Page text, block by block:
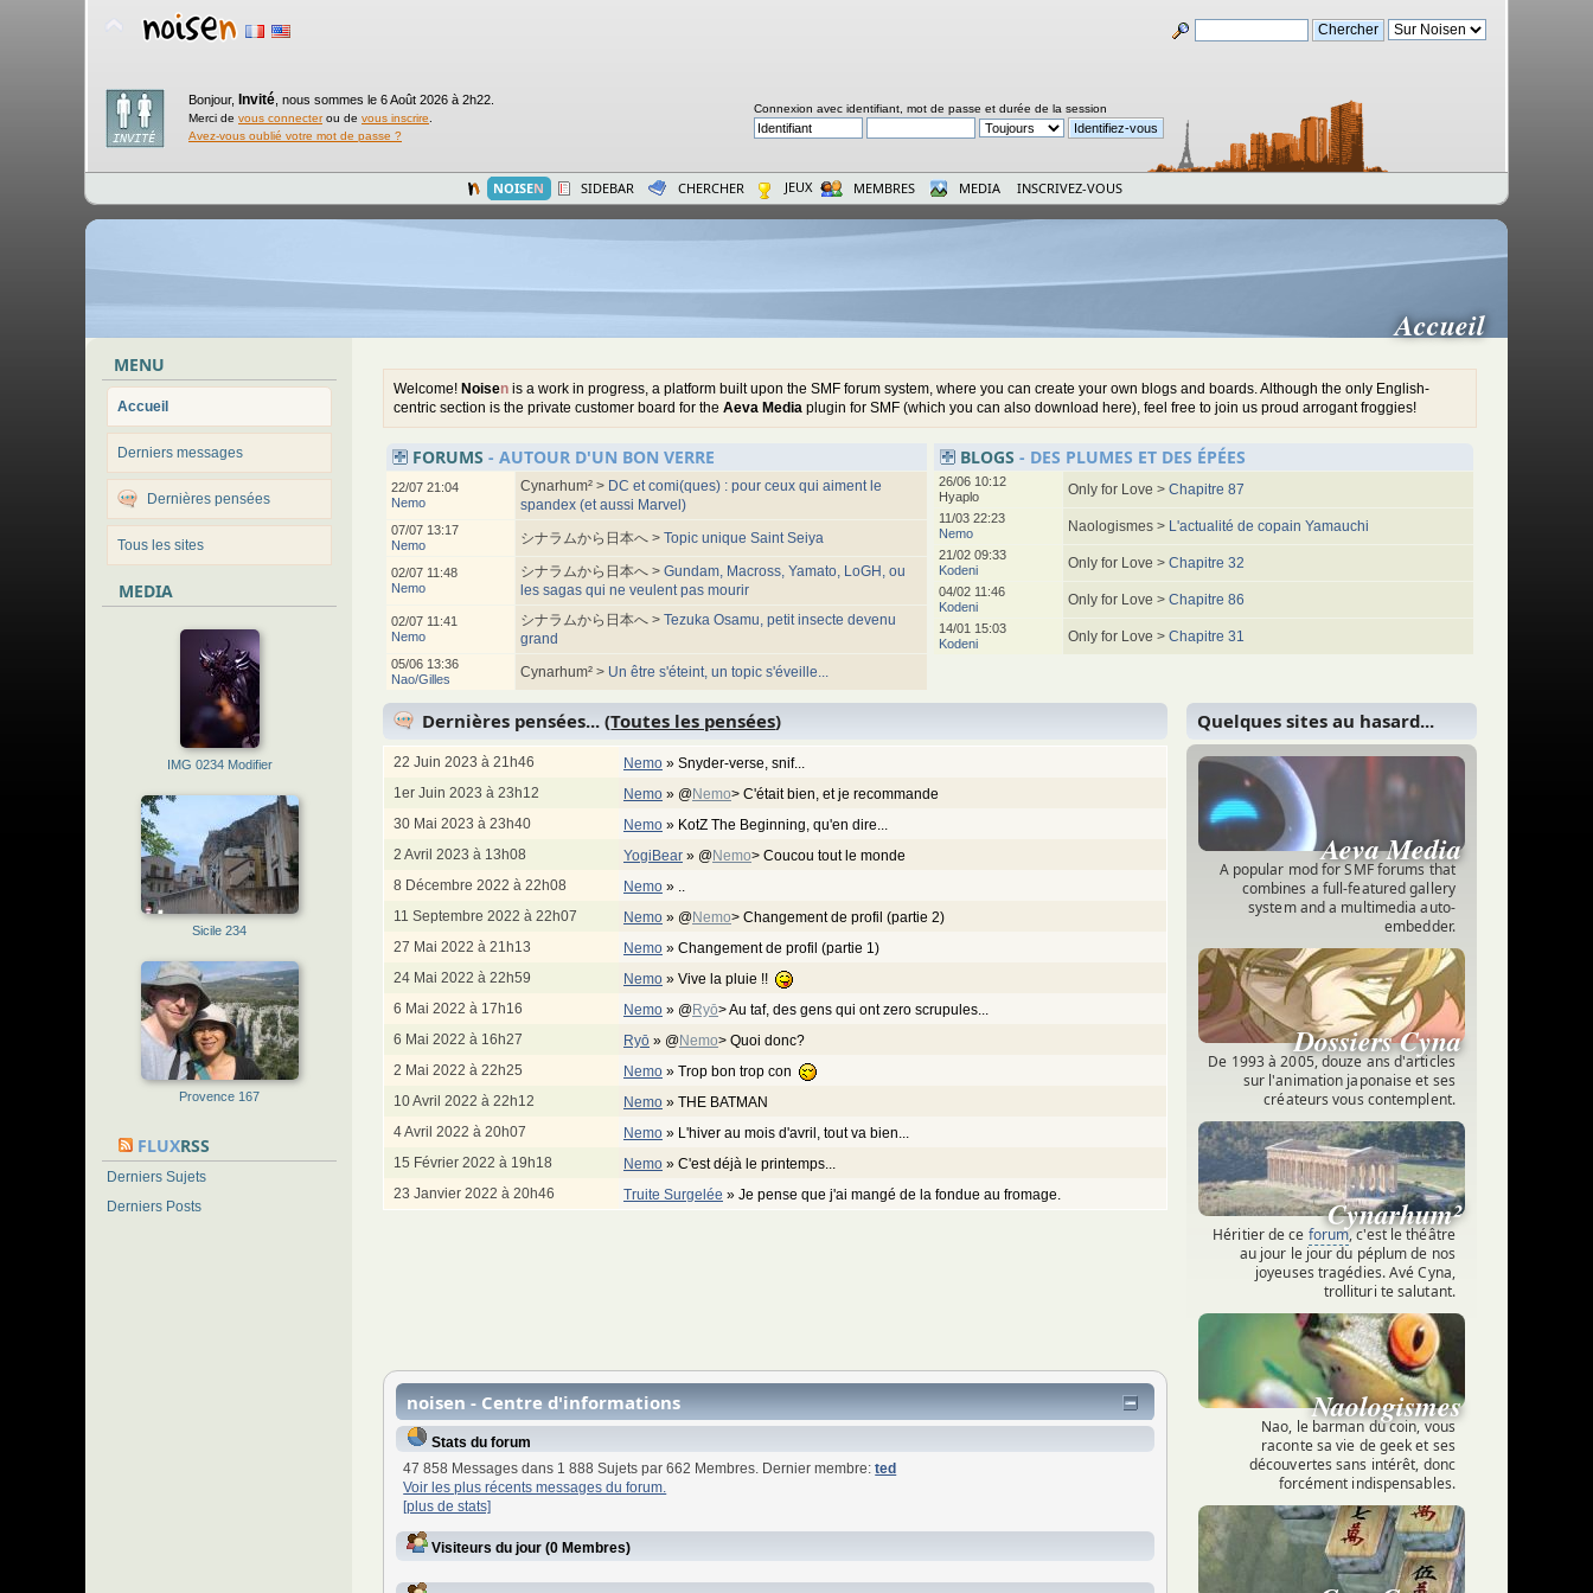
Bonjour, Invité nous sommes le 6 Août 2026 à 2h22.
Merci de vous connecterou de vous inscrire
Avez-vous oublié votre mot de passe ?
Connexion avec identifiant, mot de passe et durée de la session
NOISEN SIDEBAR CHERCHER JEUX MEMBRES MEDIA INSCRIVEZ-VOUS
Accueil
MENU
Accueil
Derniers messages
Dernières pensées
Tous les sites
MEDIA
IMG 0234 Modifier
Sicile 234
Provence 167
FLUXRSS
Derniers Sujets
Derniers Posts
Welcome! Noisen is a work in progress, a platform built upon the SMF forum system, where you can create your own blogs and boards. Although the only English-
centric section is the private customer board for the Aeva Media plugin for SMF (which you can also download here), feel free to join us proud arrogant froggies!
FORUMS - AUTOUR D'UN BON VERRE
22/07 21:04
Nemo
Cynarhum² > DC et comi(ques) : pour ceux qui aiment le
spandex (et aussi Marvel)
07/07 13:17
Nemo
シナラムから日本へ > Topic unique Saint Seiya
02/07 11:48
Nemo
シナラムから日本へ > Gundam, Macross, Yamato, LoGH, ou
les sagas qui ne veulent pas mourir
02/07 11:41
Nemo
シナラムから日本へ > Tezuka Osamu, petit insecte devenu
grand
05/06 13:36
Nao/Gilles
Cynarhum² > Un être s'éteint, un topic s'éveille...
BLOGS - DES PLUMES ET DES ÉPÉES
26/06 10:12
Hyaplo
Only for Love > Chapitre 87
11/03 22:23
Nemo
Naologismes > L'actualité de copain Yamauchi
21/02 09:33
Kodeni
Only for Love > Chapitre 32
04/02 11:46
Kodeni
Only for Love > Chapitre 86
14/01 15:03
Kodeni
Only for Love > Chapitre 31
Dernières pensées... (Toutes les pensées)
22 Juin 2023 à 21h46 Nemo » Snyder-verse, snif...
1er Juin 2023 à 23h12
Nemo » @Nemo> C'était bien, et je recommande
30 Mai 2023 à 23h40
Nemo » KotZ The Beginning, qu'en dire...
2 Avril 2023 à 13h08
YogiBear » @Nemo> Coucou tout le monde
8 Décembre 2022 à 22h08
Nemo » ..
11 Septembre 2022 à 22h07
Nemo » @Nemo> Changement de profil (partie 2)
27 Mai 2022 à 21h13
Nemo » Changement de profil (partie 1)
24 Mai 2022 à 22h59
Nemo » Vive la pluie !!
6 Mai 2022 à 17h16
Nemo » @Ryō> Au taf, des gens qui ont zero scrupules...
6 Mai 2022 à 16h27
Ryō » @Nemo> Quoi donc?
2 Mai 2022 à 22h25
Nemo » Trop bon trop con
10 Avril 2022 à 22h12
Nemo » THE BATMAN
4 Avril 2022 à 20h07
Nemo » L'hiver au mois d'avril, tout va bien...
15 Février 2022 à 19h18
Nemo » C'est déjà le printemps...
23 Janvier 2022 à 20h46
Truite Surgelée » Je pense que j'ai mangé de la fondue au fromage.
Quelques sites au hasard...
(Tous les sites)
Aeva Media
A popular mod for SMF forums that
combines a full-featured gallery
system and a multimedia auto-
embedder.
Dossiers Cyna
De 1993 à 2005, douze ans d'articles
sur l'animation japonaise et ses
créateurs vous contemplent.
Cynarhum²
Héritier de ce forum, c'est le théâtre
au jour le jour du péplum de nos
joyeuses tragédies. Avé Cyna,
trollituri te salutant.
Naologismes
Nao, le barman du coin, vous
raconte sa vie de geek et ses
découvertes sans intérêt, donc
forcément indispensables.
noisen - Centre d'informations
Stats du forum
47 858 Messages dans 1 888 Sujets par 662 Membres. Dernier membre:ted
Voir les plus récents messages du forum.
[plus de stats]
Visiteurs du jour (0 Membres)